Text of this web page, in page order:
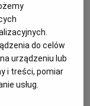
do celów
urządzeniu lub
i treści, pomiar
usług.